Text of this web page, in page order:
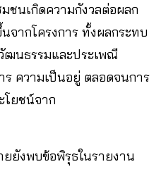
นเกิดความกังวลต่อผลก
จากโครงการ ทั้งผลกระทบ
ฒนธรรมและประเพณี
ความเป็นอยู่ ตลอดจนการ
โยชน์จาก
ยังพบข้อพิรุธในรายงาน